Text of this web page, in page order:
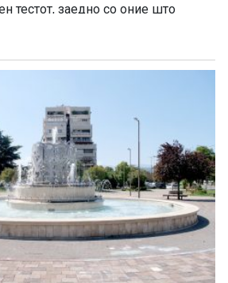
тестот, заедно со оние што
ќе може да полагаат во